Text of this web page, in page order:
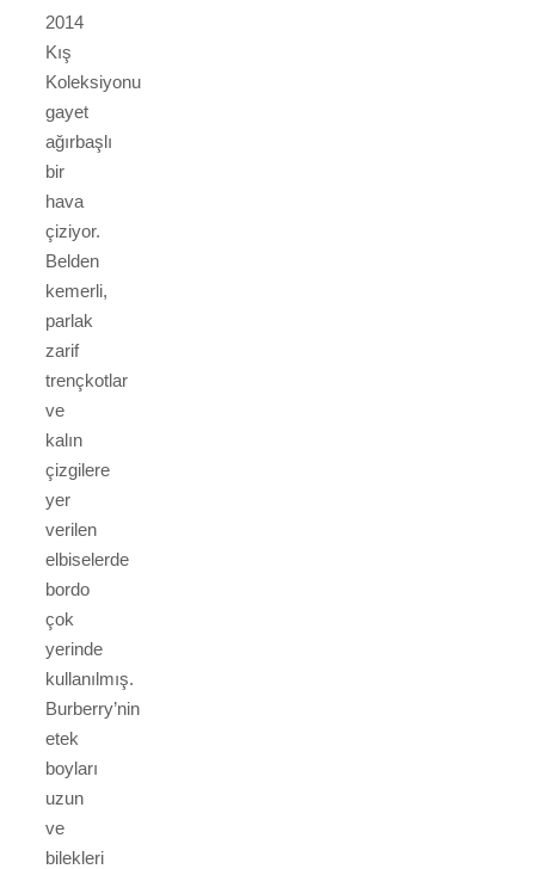
2014
Kış
Koleksiyonu
gayet
ağırbaşlı
bir
hava
çiziyor.
Belden
kemerli,
parlak
zarif
trençkotlar
ve
kalın
çizgilere
yer
verilen
elbiselerde
bordo
çok
yerinde
kullanılmış.
Burberry’nin
etek
boyları
uzun
ve
bilekleri